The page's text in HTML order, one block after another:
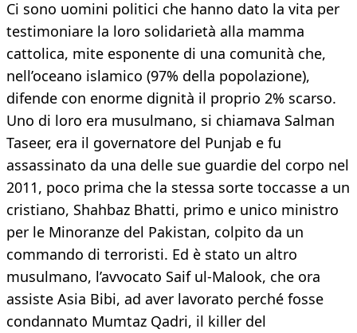
Ci sono uomini politici che hanno dato la vita per
testimoniare la loro solidarietà alla mamma
cattolica, mite esponente di una comunità che,
nell’oceano islamico (97% della popolazione),
difende con enorme dignità il proprio 2% scarso.
Uno di loro era musulmano, si chiamava Salman
Taseer, era il governatore del Punjab e fu
assassinato da una delle sue guardie del corpo nel
2011, poco prima che la stessa sorte toccasse a un
cristiano, Shahbaz Bhatti, primo e unico ministro
per le Minoranze del Pakistan, colpito da un
commando di terroristi. Ed è stato un altro
musulmano, l’avvocato Saif ul-Malook, che ora
assiste Asia Bibi, ad aver lavorato perché fosse
condannato Mumtaz Qadri, il killer del